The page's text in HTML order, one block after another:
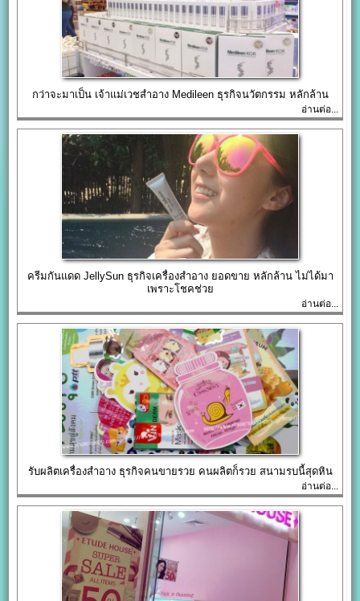
กว่าจะมาเป็น เจ้าแม่เวชสำอาง Medileen ธุรกิจนวัตกรรม หลักล้าน
อ่านต่อ...
ครีมกันแดด JellySun ธุรกิจเครื่องสำอาง ยอดขาย หลักล้าน ไม่ได้มา
เพราะโชคช่วย
อ่านต่อ...
รับผลิตเครื่องสําอาง ธุรกิจคนขายรวย คนผลิตก็รวย สนามรบนี้สุดหิน
อ่านต่อ...